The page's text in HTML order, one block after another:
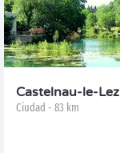
Castelnau-le-Lez
Ciudad - 83 km